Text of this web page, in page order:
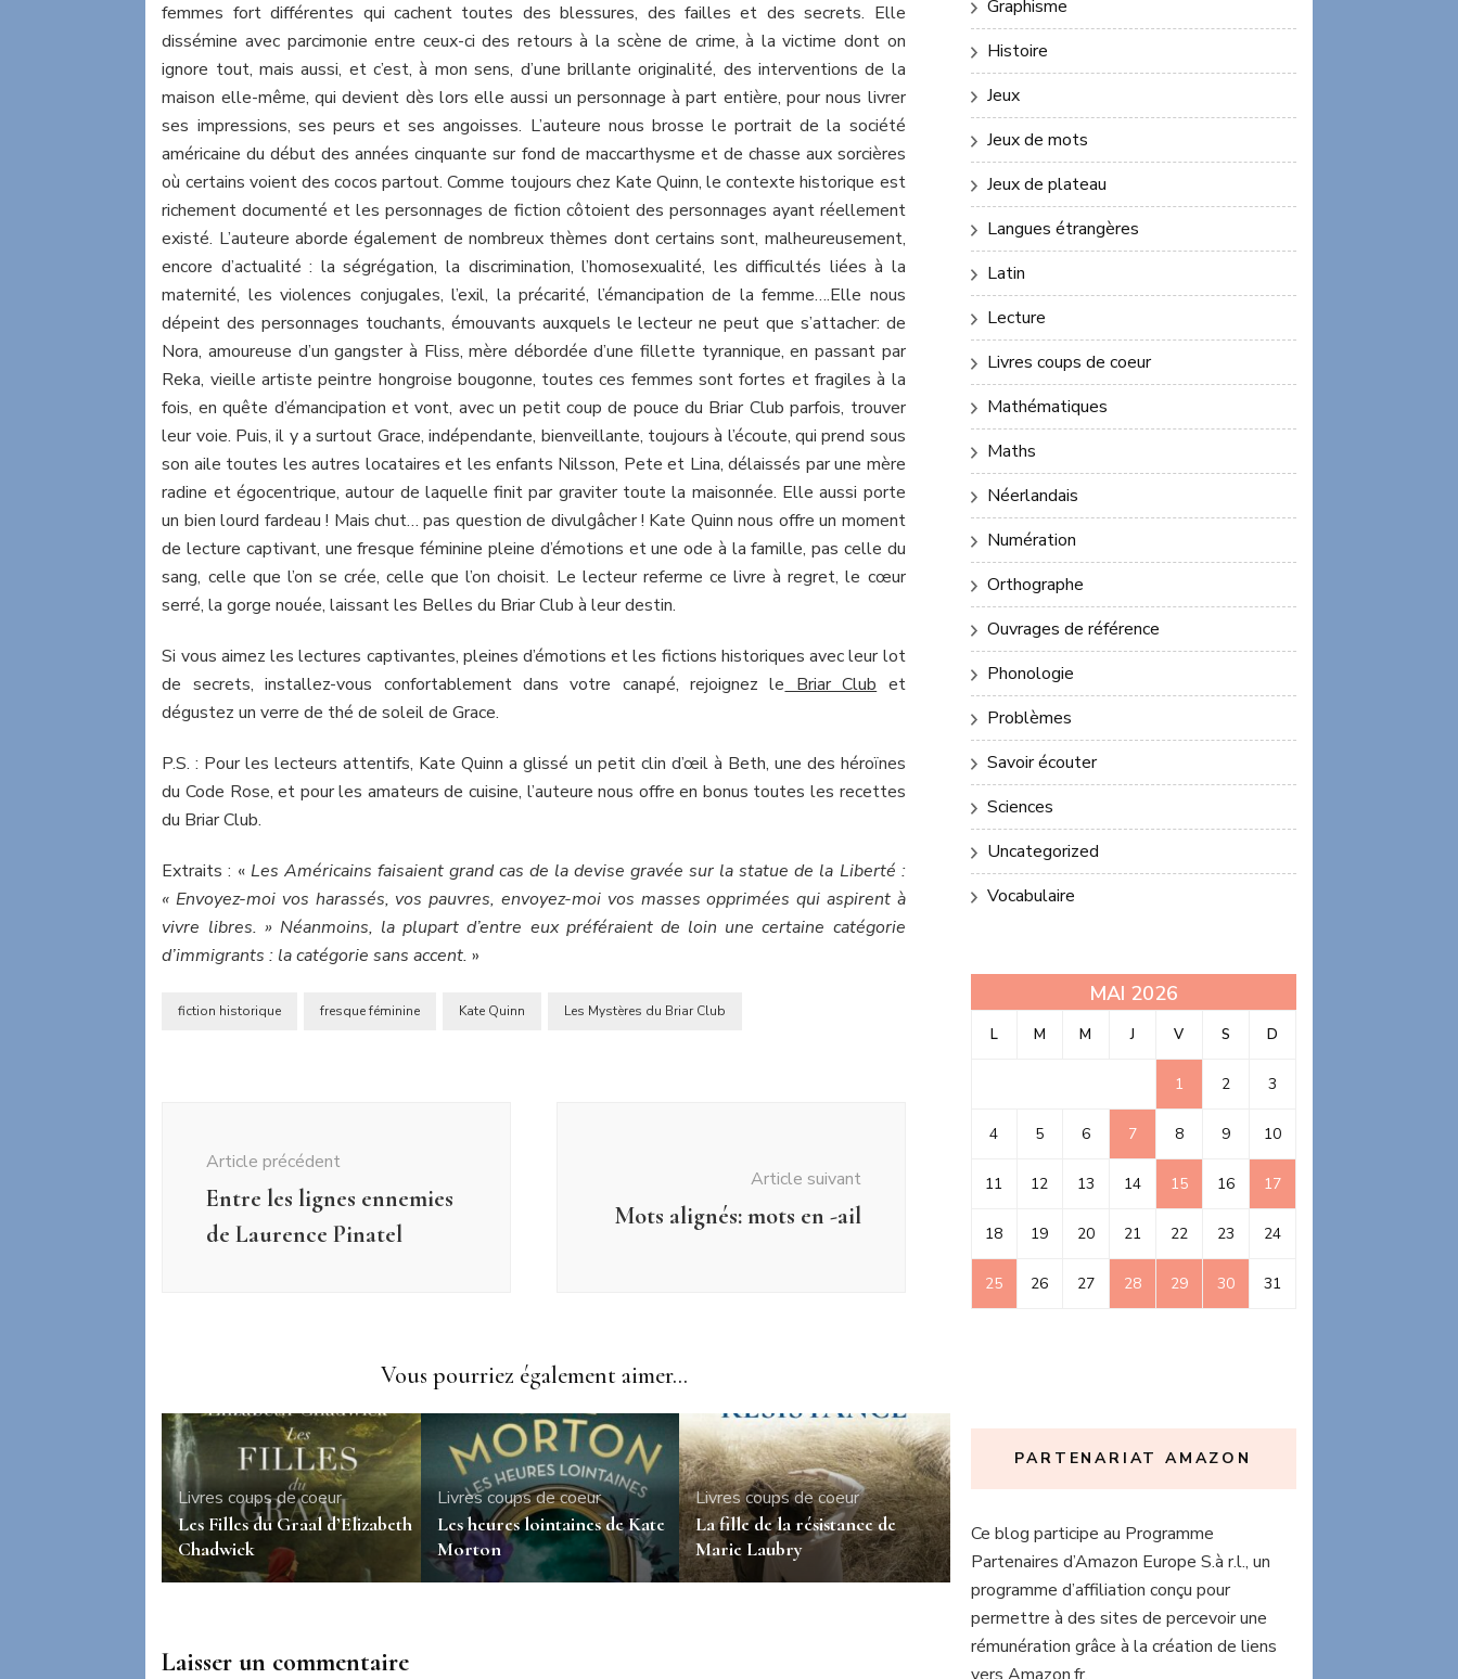
femmes fort différentes qui cachent toutes des blessures, des failles et des secrets. Elle
dissémine avec parcimonie entre ceux-ci des retours à la scène de crime, à la victime dont on
ignore tout, mais aussi, et c’est, à mon sens, d’une brillante originalité, des interventions de la
maison elle-même, qui devient dès lors elle aussi un personnage à part entière, pour nous livrer
ses impressions, ses peurs et ses angoisses. L’auteure nous brosse le portrait de la société
américaine du début des années cinquante sur fond de maccarthysme et de chasse aux sorcières
où certains voient des cocos partout. Comme toujours chez Kate Quinn, le contexte historique est
richement documenté et les personnages de fiction côtoient des personnages ayant réellement
existé. L’auteure aborde également de nombreux thèmes dont certains sont, malheureusement,
encore d’actualité : la ségrégation, la discrimination, l’homosexualité, les difficultés liées à la
maternité, les violences conjugales, l’exil, la précarité, l’émancipation de la femme….Elle nous
dépeint des personnages touchants, émouvants auxquels le lecteur ne peut que s’attacher: de
Nora, amoureuse d’un gangster à Fliss, mère débordée d’une fillette tyrannique, en passant par
Reka, vieille artiste peintre hongroise bougonne, toutes ces femmes sont fortes et fragiles à la
fois, en quête d’émancipation et vont, avec un petit coup de pouce du Briar Club parfois, trouver
leur voie. Puis, il y a surtout Grace, indépendante, bienveillante, toujours à l’écoute, qui prend sous
son aile toutes les autres locataires et les enfants Nilsson, Pete et Lina, délaissés par une mère
radine et égocentrique, autour de laquelle finit par graviter toute la maisonnée. Elle aussi porte
un bien lourd fardeau ! Mais chut… pas question de divulgâcher ! Kate Quinn nous offre un moment
de lecture captivant, une fresque féminine pleine d’émotions et une ode à la famille, pas celle du
sang, celle que l’on se crée, celle que l’on choisit. Le lecteur referme ce livre à regret, le cœur
serré, la gorge nouée, laissant les Belles du Briar Club à leur destin.
Si vous aimez les lectures captivantes, pleines d’émotions et les fictions historiques avec leur lot
de secrets, installez-vous confortablement dans votre canapé, rejoignez le Briar Club et
dégustez un verre de thé de soleil de Grace.
P.S. : Pour les lecteurs attentifs, Kate Quinn a glissé un petit clin d’œil à Beth, une des héroïnes
du Code Rose, et pour les amateurs de cuisine, l’auteure nous offre en bonus toutes les recettes
du Briar Club.
Extraits : « Les Américains faisaient grand cas de la devise gravée sur la statue de la Liberté :
« Envoyez-moi vos harassés, vos pauvres, envoyez-moi vos masses opprimées qui aspirent à
vivre libres. » Néanmoins, la plupart d’entre eux préféraient de loin une certaine catégorie
d’immigrants : la catégorie sans accent. »
fiction historique fresque féminine Kate Quinn Les Mystères du Briar Club
Article précédent
Entre les lignes ennemies
de Laurence Pinatel
Article suivant
Mots alignés: mots en -ail
Vous pourriez également aimer...
Livres coups de coeur
Les Filles du Graal d’Elizabeth
Chadwick
Livres coups de coeur
Les heures lointaines de Kate
Morton
Livres coups de coeur
La fille de la résistance de
Marie Laubry
Laisser un commentaire
Graphisme
Histoire
Jeux
Jeux de mots
Jeux de plateau
Langues étrangères
Latin
Lecture
Livres coups de coeur
Mathématiques
Maths
Néerlandais
Numération
Orthographe
Ouvrages de référence
Phonologie
Problèmes
Savoir écouter
Sciences
Uncategorized
Vocabulaire
MAI 2026
L M M J V S D
1 2 3
4 5 6 7 8 9 10
11 12 13 14 15 16 17
18 19 20 21 22 23 24
25 26 27 28 29 30 31
PARTENARIAT AMAZON
Ce blog participe au Programme
Partenaires d’Amazon Europe S.à r.l., un
programme d’affiliation conçu pour
permettre à des sites de percevoir une
rémunération grâce à la création de liens